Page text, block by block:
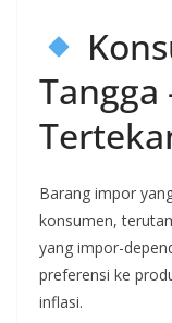
Barang impor
konsumen,
yang impor-
preferensi ke
inflasi.